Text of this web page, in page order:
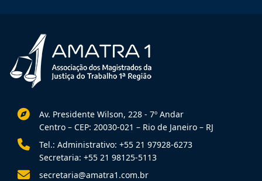
Av. Presidente Wilson, 228 - 7º Andar
Centro – CEP: 20030-021 – Rio de Janeiro – RJ
Tel.: Administrativo: +55 21 97928-6273
Secretaria: +55 21 98125-5113
secretaria@amatra1.com.br